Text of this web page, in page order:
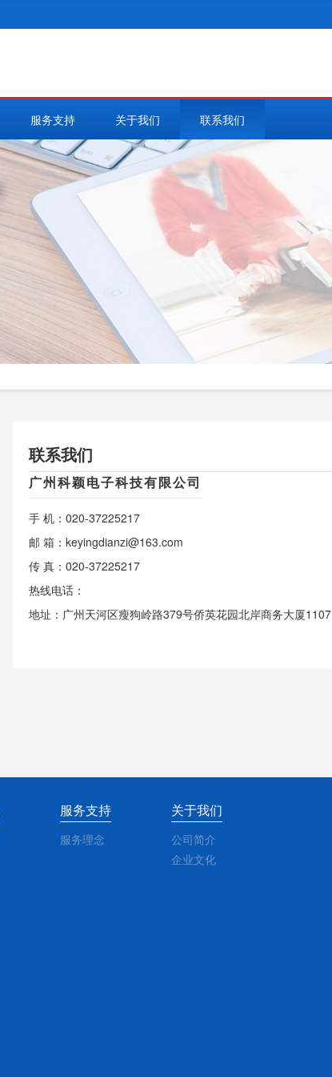
服务支持 关于我们 联系我们
联系我们
广州科颖电子科技有限公司
手 机：020-37225217
邮 箱：keyingdianzi@163.com
传 真：020-37225217
热线电话：
地址：广州天河区瘦狗岭路379号侨英花园北岸商务大厦1107
服务支持
服务理念
关于我们
公司简介
企业文化